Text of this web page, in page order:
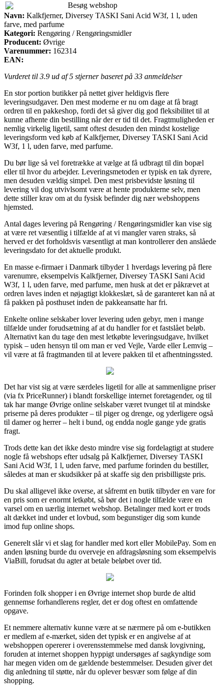
Besøg webshop
Navn: Kalkfjerner, Diversey TASKI Sani Acid W3f, 1 l, uden
farve, med parfume
Kategori: Rengøring / Rengøringsmidler
Producent: Øvrige
Varenummer: 162314
EAN:
Vurderet til 3.9 ud af 5 stjerner baseret på 33 anmeldelser
En stor portion butikker på nettet giver heldigvis flere
leveringsudgaver. Den mest moderne er nu om dage at få bragt
ordren til en pakkeshop, fordi det så giver dig god fleksibilitet til at
kunne afhente din bestilling når der er tid til det. Fragtmuligheden er
nemlig virkelig ligetil, samt oftest desuden den mindst kostelige
leveringsform ved køb af Kalkfjerner, Diversey TASKI Sani Acid
W3f, 1 l, uden farve, med parfume.
Du bør lige så vel foretrække at vælge at få udbragt til din bopæl
eller til hvor du arbejder. Leveringsmetoden er typisk en tak dyrere,
men desuden vældig simpel. Den mest prisbevidste løsning til
levering vil dog utvivlsomt være at hente produkterne selv, men
dette stiller krav om at du fysisk befinder dig nær webshoppens
hjemsted.
Antal dages levering på Rengøring / Rengøringsmidler kan vise sig
at være ret væsentlig i tilfælde af at vi mangler varen straks, så
herved er det forholdsvis væsentligt at man kontrollerer den anslåede
leveringsdato for det aktuelle produkt.
En masse e-firmaer i Danmark tilbyder 1 hverdags levering på flere
varenumre, eksempelvis Kalkfjerner, Diversey TASKI Sani Acid
W3f, 1 l, uden farve, med parfume, men husk at det er påkrævet at
ordren laves inden et nøjagtigt klokkeslæt, så de garanteret kan nå at
få pakken på posthuset inden de pakkeansatte har fri.
Enkelte online selskaber lover levering uden gebyr, men i mange
tilfælde under forudsætning af at du handler for et fastslået beløb.
Alternativt kan du tage den mest letkøbte leveringsudgave, hvilket
typisk – uden hensyn til om man er ved Vejle, Varde eller Lemvig –
vil være at få fragtmanden til at levere pakken til et afhentningssted.
Det har vist sig at være særdeles ligetil for alle at sammenligne priser
(via fx PriceRunner) i blandt forskellige internet foretagender, og til
tak har mange Øvrige online selskaber været tvunget til at mindske
priserne på deres produkter – til piger og drenge, og yderligere også
til damer og herrer – helt i bund, og endda nogle gange yde gratis
fragt.
Trods dette kan det ikke desto mindre vise sig fordelagtigt at studere
nogle få webshops efter udsalg på Kalkfjerner, Diversey TASKI
Sani Acid W3f, 1 l, uden farve, med parfume forinden du bestiller,
således at man er skudsikker på at skaffe sig den prisbilligste pris.
Du skal alligevel ikke overse, at såfremt en butik tilbyder en vare for
en pris som er enormt letkøbt, så bør det i nogle tilfælde være en
varsel om en uærlig internet webshop. Betalinger med kort er trods
alt dækket ind under et lovbud, som begunstiger dig som kunde
imod fup online shops.
Generelt slår vi et slag for handler med kort eller MobilePay. Som en
anden løsning burde du overveje en afdragsløsning som eksempelvis
ViaBill, forudsat du agter at betale beløbet over tid.
Forinden folk shopper i en Øvrige internet shop burde de altid
gennemse forhandlerens regler, det er dog oftest en omfattende
opgave.
Et nemmere alternativ kunne være at se nærmere på om e-butikken
er medlem af e-mærket, siden det typisk er en angivelse af at
webshoppen opererer i overensstemmelse med dansk lovgivning,
foruden at internet shoppen hyppigt undersøges af sagkyndige som
har megen viden om de gældende bestemmelser. Desuden giver det
dig anledning til støtte, når du oplever besvær som følge af din
shopping.